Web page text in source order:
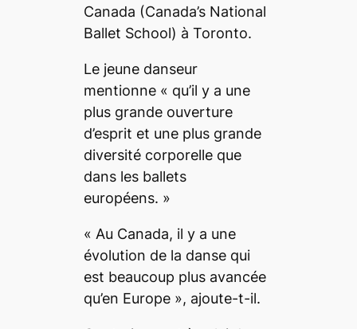
Canada (Canada’s National
Ballet School) à Toronto.
Le jeune danseur
mentionne « qu’il y a une
plus grande ouverture
d’esprit et une plus grande
diversité corporelle que
dans les ballets
européens. »
« Au Canada, il y a une
évolution de la danse qui
est beaucoup plus avancée
qu’en Europe », ajoute-t-il.